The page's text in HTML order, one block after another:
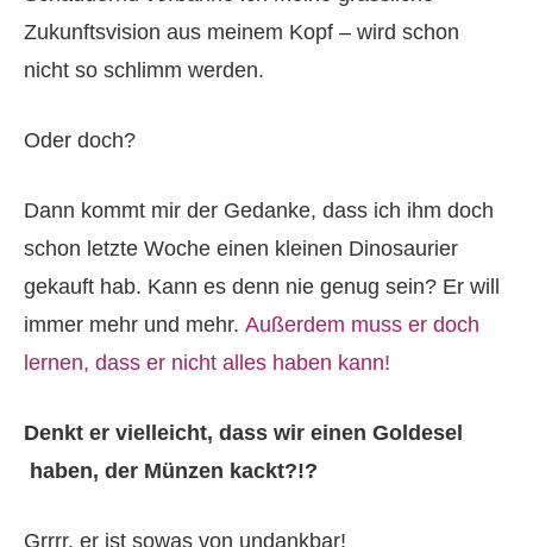
Zukunftsvision aus meinem Kopf – wird schon
nicht so schlimm werden.
Oder doch?
Dann kommt mir der Gedanke, dass ich ihm doch
schon letzte Woche einen kleinen Dinosaurier
gekauft hab. Kann es denn nie genug sein? Er will
immer mehr und mehr. Außerdem muss er doch
lernen, dass er nicht alles haben kann!
Denkt er vielleicht, dass wir einen Goldesel
haben, der Münzen kackt?!?
Grrrr, er ist sowas von undankbar!